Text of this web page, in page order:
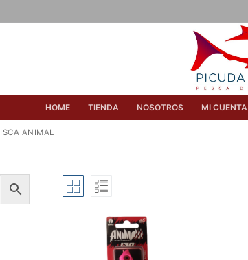
HOME TIENDA NOSOTROS MI CUENTA
ISCA ANIMAL